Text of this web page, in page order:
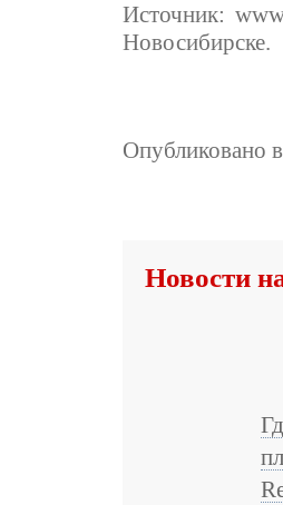
Источник:
Новосибирске.
Опубликовано
Новости